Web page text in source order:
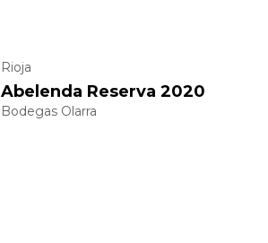
Rioja
Abelenda Reserva 2020
Bodegas Olarra